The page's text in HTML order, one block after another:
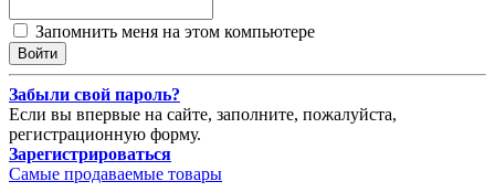
Запомнить меня на этом компьютере
Забыли свой пароль?
Если вы впервые на сайте, заполните, пожалуйста,
регистрационную форму.
Зарегистрироваться
Самые продаваемые товары